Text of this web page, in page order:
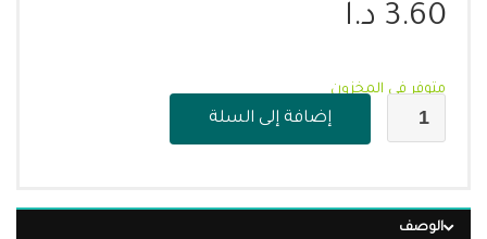
3.60 د.ا
متوفر في المخزون
إضافة إلى السلة
الوصف